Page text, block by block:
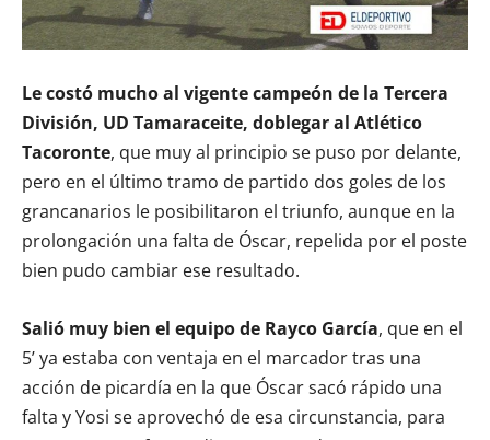
Le costó mucho al vigente campeón de la Tercera
División, UD Tamaraceite, doblegar al Atlético
Tacoronte, que muy al principio se puso por delante,
pero en el último tramo de partido dos goles de los
grancanarios le posibilitaron el triunfo, aunque en la
prolongación una falta de Óscar, repelida por el poste
bien pudo cambiar ese resultado.
Salió muy bien el equipo de Rayco García, que en el
5’ ya estaba con ventaja en el marcador tras una
acción de picardía en la que Óscar sacó rápido una
falta y Yosi se aprovechó de esa circunstancia, para